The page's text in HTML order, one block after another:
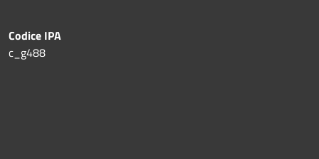
Codice IPA
c_g488